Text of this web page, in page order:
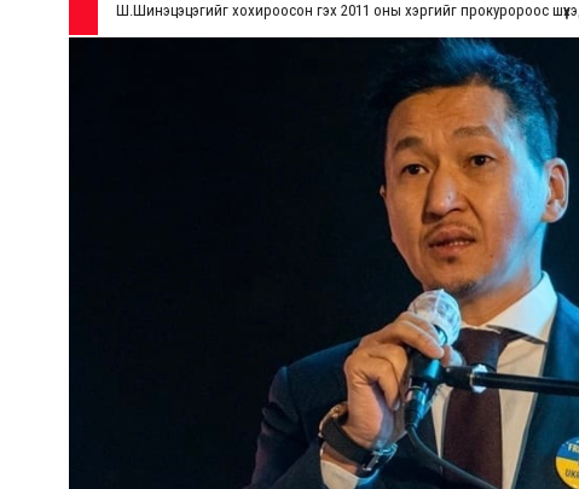
Meta компанийг 567 сая ам.доллароор торгожээ 2026-08-07